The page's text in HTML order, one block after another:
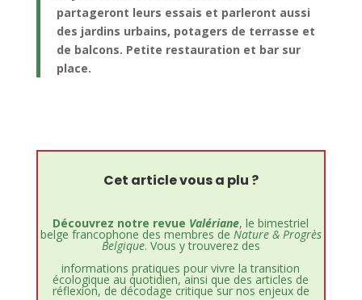
partageront leurs essais et parleront aussi
des jardins urbains, potagers de terrasse et
de balcons. Petite restauration et bar sur
place.
Cet article vous a plu ?
Découvrez notre revue Valériane, le bimestriel
belge francophone des membres de Nature & Progrès
Belgique. Vous y trouverez des
informations pratiques pour vivre la transition
écologique au quotidien, ainsi que des articles de
réflexion, de décodage critique sur nos enjeux de